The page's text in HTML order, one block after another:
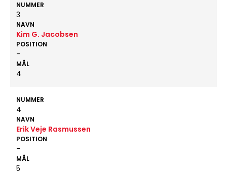
NUMMER
3
NAVN
Kim G. Jacobsen
POSITION
-
MÅL
4
NUMMER
4
NAVN
Erik Veje Rasmussen
POSITION
-
MÅL
5